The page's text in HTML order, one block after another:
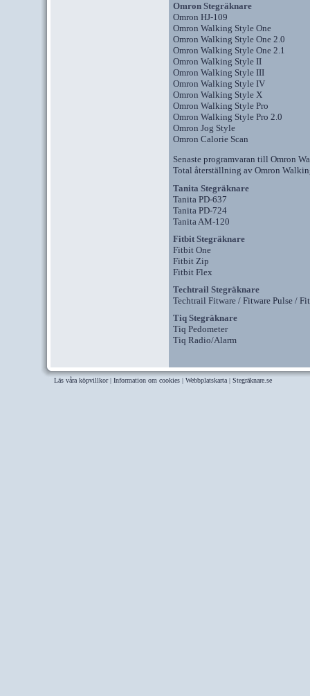
Omron Stegräknare
Omron HJ-109
Omron Walking Style One
Omron Walking Style One 2.0
Omron Walking Style One 2.1
Omron Walking Style II
Omron Walking Style III
Omron Walking Style IV
Omron Walking Style X
Omron Walking Style Pro
Omron Walking Style Pro 2.0
Omron Jog Style
Omron Calorie Scan
Senaste programvaran till Omron
Total återställning av Omron
Tanita Stegräknare
Tanita PD-637
Tanita PD-724
Tanita AM-120
Fitbit Stegräknare
Fitbit One
Fitbit Zip
Fitbit Flex
Techtrail Stegräknare
Techtrail Fitware / Fitware Pulse /
Tiq Stegräknare
Tiq Pedometer
Tiq Radio/Alarm
Läs våra köpvillkor| Information om cookies | Webbplatskarta | Stegräknare.se